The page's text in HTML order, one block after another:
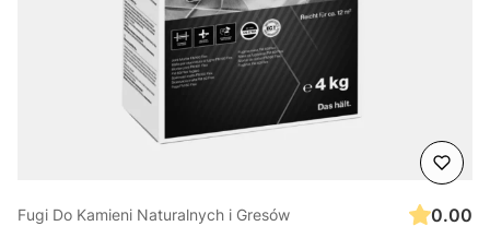
Fugi Do Kamieni Naturalnych i Gresów
0.00